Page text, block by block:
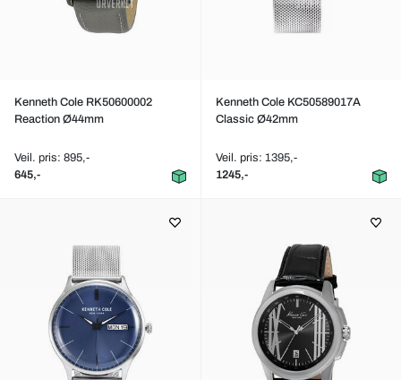
Kenneth Cole RK50600002
Reaction Ø44mm
Veil. pris: 895,-
645,-
Kenneth Cole KC50589017A
Classic Ø42mm
Veil. pris: 1395,-
1245,-